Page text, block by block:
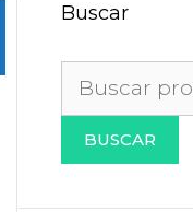
Buscar
BUSCAR